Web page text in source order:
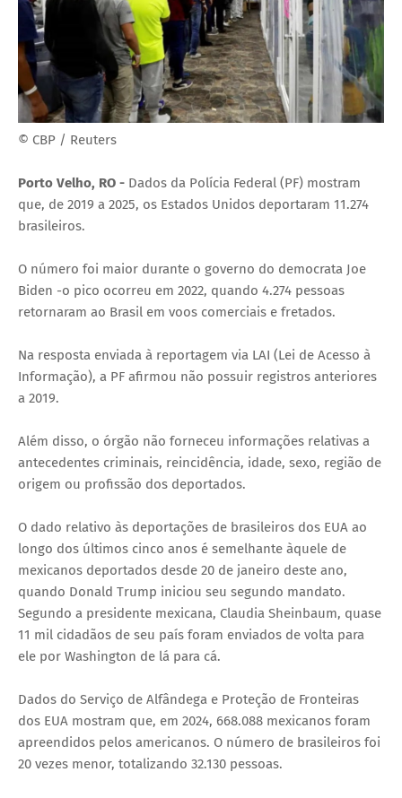
© CBP / Reuters
Porto Velho, RO - Dados da Polícia Federal (PF) mostram
que, de 2019 a 2025, os Estados Unidos deportaram 11.274
brasileiros.
O número foi maior durante o governo do democrata Joe
Biden -o pico ocorreu em 2022, quando 4.274 pessoas
retornaram ao Brasil em voos comerciais e fretados.
Na resposta enviada à reportagem via LAI (Lei de Acesso à
Informação), a PF afirmou não possuir registros anteriores
a 2019.
Além disso, o órgão não forneceu informações relativas a
antecedentes criminais, reincidência, idade, sexo, região de
origem ou profissão dos deportados.
O dado relativo às deportações de brasileiros dos EUA ao
longo dos últimos cinco anos é semelhante àquele de
mexicanos deportados desde 20 de janeiro deste ano,
quando Donald Trump iniciou seu segundo mandato.
Segundo a presidente mexicana, Claudia Sheinbaum, quase
11 mil cidadãos de seu país foram enviados de volta para
ele por Washington de lá para cá.
Dados do Serviço de Alfândega e Proteção de Fronteiras
dos EUA mostram que, em 2024, 668.088 mexicanos foram
apreendidos pelos americanos. O número de brasileiros foi
20 vezes menor, totalizando 32.130 pessoas.